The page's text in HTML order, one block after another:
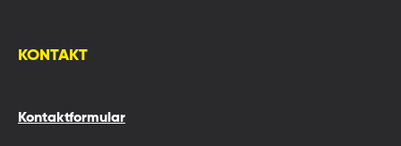
KONTAKT
Kontaktformular